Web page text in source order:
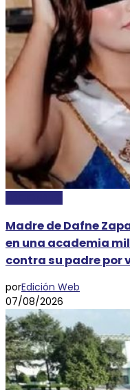
Madre de Dafne
en una academia
contra su padre por
porEdición Web
07/08/2026